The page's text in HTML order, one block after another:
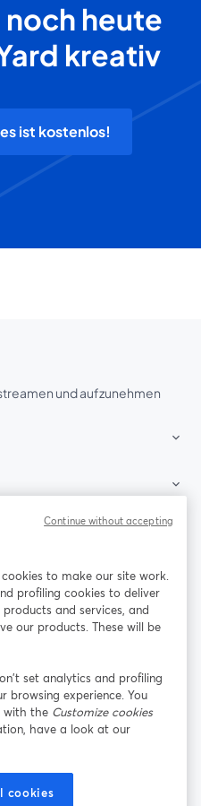
heute
kreativ
ist kostenlos!
und aufzunehmen
wird in einem neuen Tab geöffnet
X (Twitter)
wird in einem neuen Tab geöffnet
neuen Tab geöffnet
Cookie-Richtlinie
to make our site work.
profiling cookies to deliver
and services, and
our products. These will be
set analytics and profiling
browsing experience. You
with the Customize cookies
have a look at our
cookies
Continue without accepting